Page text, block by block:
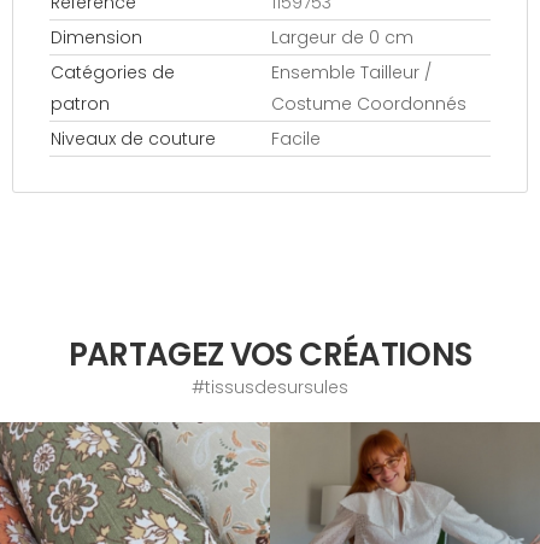
Dimension
Largeur de 0 cm
Catégories de
patron
Ensemble Tailleur /
Costume Coordonnés
Niveaux de couture
Facile
PARTAGEZ VOS CRÉATIONS
#tissusdesursules